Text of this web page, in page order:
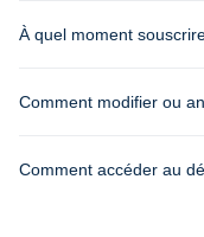
À quel moment
Comment modifier ou
Comment accéder au